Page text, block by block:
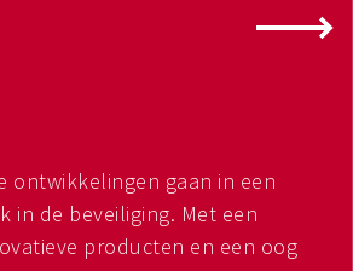
ontwikkelingen gaan in een
in de beveiliging. Met een
producten en een oog